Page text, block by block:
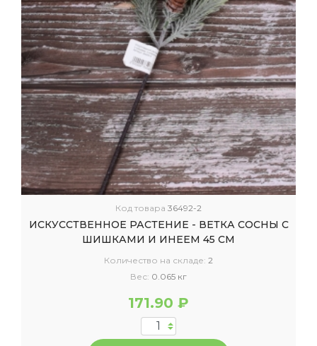
Код товара 36492-2
ИСКУССТВЕННОЕ РАСТЕНИЕ - ВЕТКА СОСНЫ С
ШИШКАМИ И ИНЕЕМ 45 СМ
Количество на складе: 2
Вес: 0.065 кг
171.90 ₽